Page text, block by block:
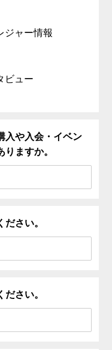
ジャー情報
ビュー
入や入会・イベン
りますか。
さい。
さい。